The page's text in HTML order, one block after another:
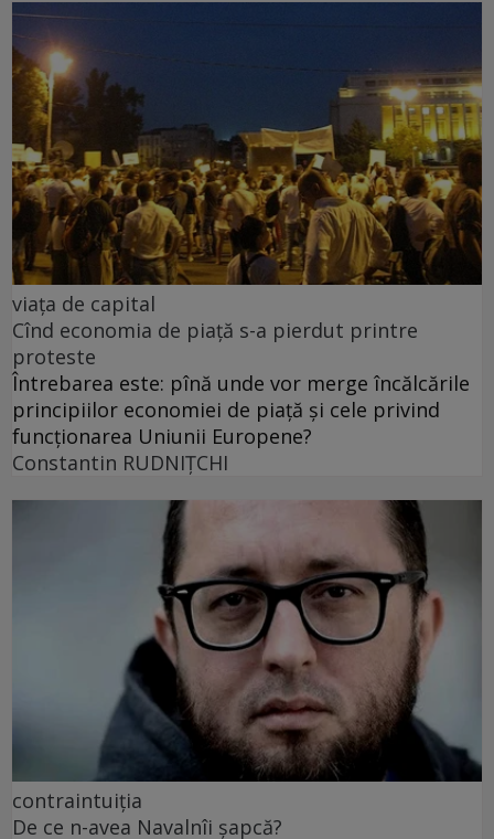
viața de capital
Cînd economia de piață s-a pierdut printre
proteste
Întrebarea este: pînă unde vor merge încălcările
principiilor economiei de piață și cele privind
funcționarea Uniunii Europene?
Constantin RUDNIŢCHI
contraintuiția
De ce n-avea Navalnîi șapcă?